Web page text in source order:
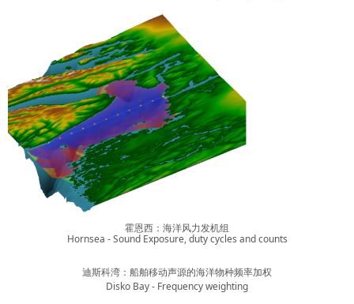
霍恩西：海洋风力发机组
Hornsea - Sound Exposure, duty cycles and counts
迪斯科湾：船舶移动声源的海洋物种频率加权
Disko Bay - Frequency weighting